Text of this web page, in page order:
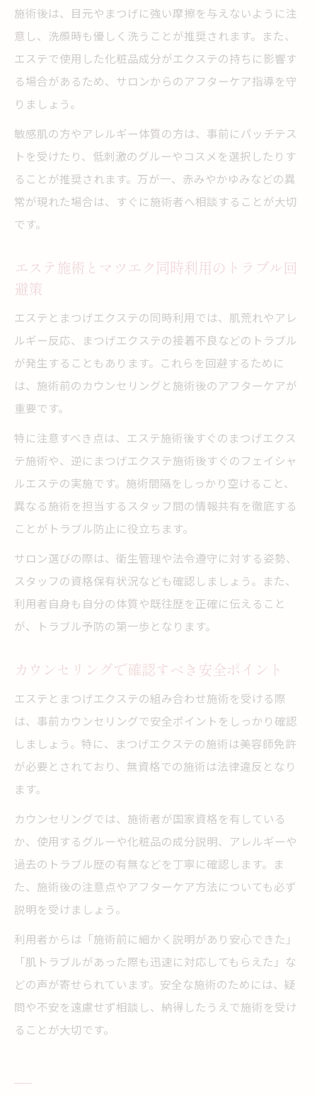
施術後は、目元やまつげに強い摩擦を与えないように注
意し、洗顔時も優しく洗うことが推奨されます。また、
エステで使用した化粧品成分がエクステの持ちに影響す
る場合があるため、サロンからのアフターケア指導を守
りましょう。
敏感肌の方やアレルギー体質の方は、事前にパッチテス
トを受けたり、低刺激のグルーやコスメを選択したりす
ることが推奨されます。万が一、赤みやかゆみなどの異
常が現れた場合は、すぐに施術者へ相談することが大切
です。
エステ施術とマツエク同時利用のトラブル回
避策
エステとまつげエクステの同時利用では、肌荒れやアレ
ルギー反応、まつげエクステの接着不良などのトラブル
が発生することもあります。これらを回避するために
は、施術前のカウンセリングと施術後のアフターケアが
重要です。
特に注意すべき点は、エステ施術後すぐのまつげエクス
テ施術や、逆にまつげエクステ施術後すぐのフェイシャ
ルエステの実施です。施術間隔をしっかり空けること、
異なる施術を担当するスタッフ間の情報共有を徹底する
ことがトラブル防止に役立ちます。
サロン選びの際は、衛生管理や法令遵守に対する姿勢、
スタッフの資格保有状況なども確認しましょう。また、
利用者自身も自分の体質や既往歴を正確に伝えること
が、トラブル予防の第一歩となります。
カウンセリングで確認すべき安全ポイント
エステとまつげエクステの組み合わせ施術を受ける際
は、事前カウンセリングで安全ポイントをしっかり確認
しましょう。特に、まつげエクステの施術は美容師免許
が必要とされており、無資格での施術は法律違反となり
ます。
カウンセリングでは、施術者が国家資格を有している
か、使用するグルーや化粧品の成分説明、アレルギーや
過去のトラブル歴の有無などを丁寧に確認します。ま
た、施術後の注意点やアフターケア方法についても必ず
説明を受けましょう。
利用者からは「施術前に細かく説明があり安心できた」
「肌トラブルがあった際も迅速に対応してもらえた」な
どの声が寄せられています。安全な施術のためには、疑
問や不安を遠慮せず相談し、納得したうえで施術を受け
ることが大切です。